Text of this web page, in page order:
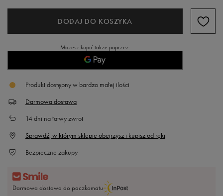
DODAJ DO KOSZYKA
Możesz kupić także poprzez:
Produkt dostępny w bardzo małej ilości
Darmowa dostawa
14dni na łatwy zwrot
Sprawdź, w którym sklepie obejrzysz i kupisz od ręki
Bezpieczne zakupy
Darmowa dostawa do paczkomatu